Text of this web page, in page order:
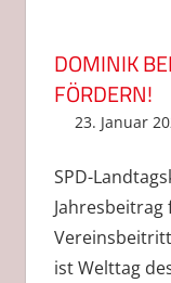
DOMINIK
FÖRDERN!
23. Januar
SPD-
Jahresbeitrag
ist Welttag